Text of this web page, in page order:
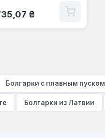
цена:
₴
Болгарки с плавным пуском
Болгарки из Латвии